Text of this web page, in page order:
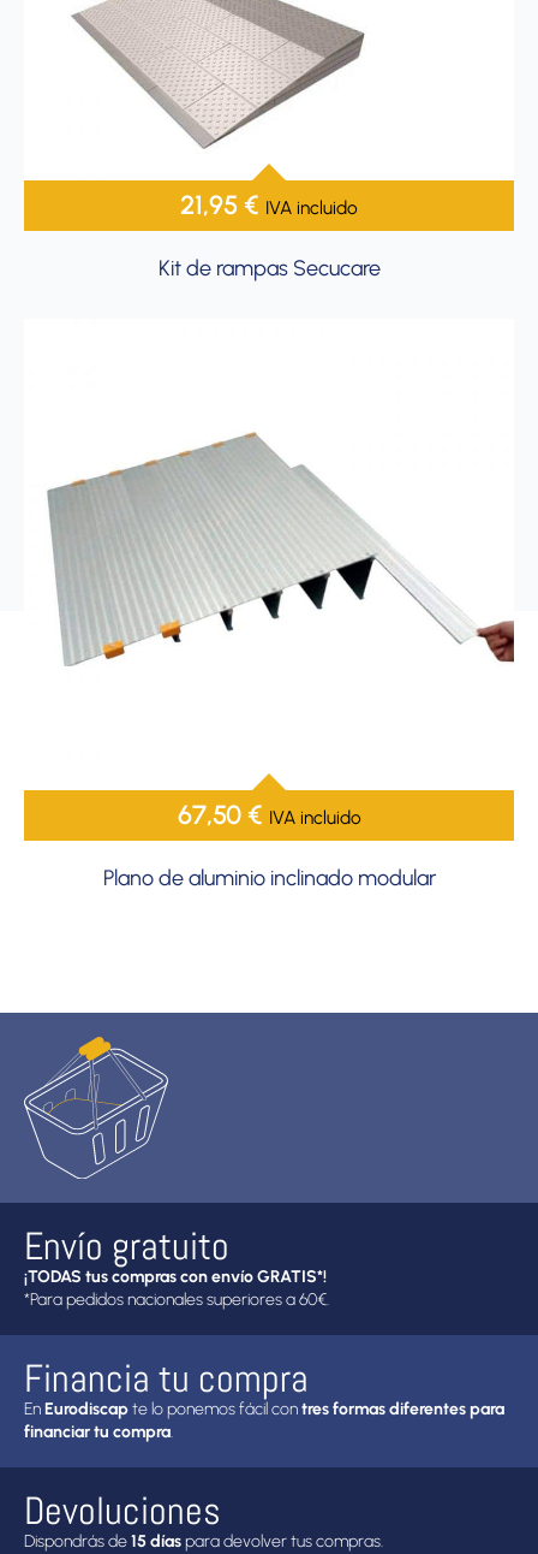
21,95€ IVA incluido
Kit de rampas Secucare
67,50€ IVA incluido
Plano de aluminio inclinado modular
Envío gratuito
¡TODAS tus compras con envío GRATIS*!
*Para pedidos nacionales superiores a 60€.
Financia tu compra
EnEurodiscapte lo ponemos fácil contres formas diferentes para
financiar tu compra.
Devoluciones
Dispondrás de15 díaspara devolver tus compras.